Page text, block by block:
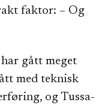
faktor: – Og
gått meget
med teknisk
og Tussa-